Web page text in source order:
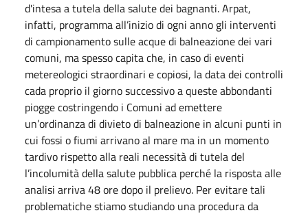
d'intesa a tutela della salute dei bagnanti. Arpat,
infatti, programma all’inizio di ogni anno gli interventi
di campionamento sulle acque di balneazione dei vari
comuni, ma spesso capita che, in caso di eventi
metereologici straordinari e copiosi, la data dei controlli
cada proprio il giorno successivo a queste abbondanti
piogge costringendo i Comuni ad emettere
un’ordinanza di divieto di balneazione in alcuni punti in
cui fossi o fiumi arrivano al mare ma in un momento
tardivo rispetto alla reali necessità di tutela del
l’incolumità della salute pubblica perché la risposta alle
analisi arriva 48 ore dopo il prelievo. Per evitare tali
problematiche stiamo studiando una procedura da